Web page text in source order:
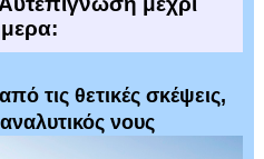
τις θετικές σκέψεις,
νους